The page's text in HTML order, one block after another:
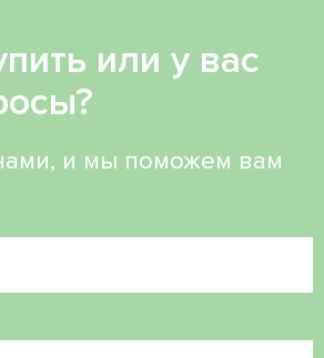
или у вас
и мы поможем вам